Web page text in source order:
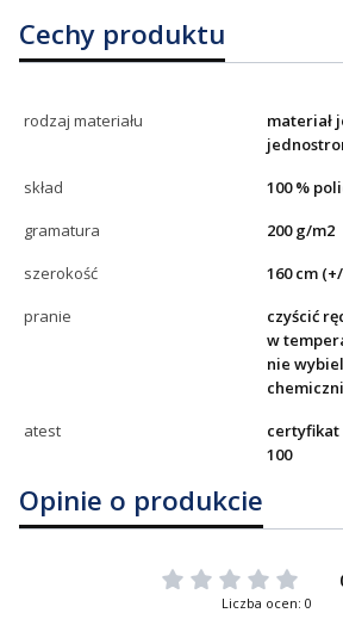
Cechy produktu
rodzaj materiału
materiał
skład
100 %
gramatura
200 g/m2
szerokość
160 cm
pranie
czyścić
w
nie
atest
certyfikat
100
Opinie o produkcie
Liczba ocen: 0